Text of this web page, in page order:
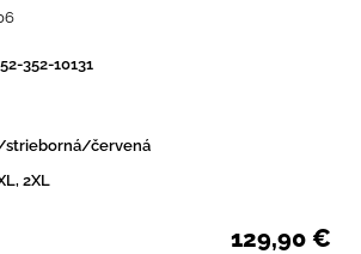
352-10131
strieborná/červená
2XL
129,90 €